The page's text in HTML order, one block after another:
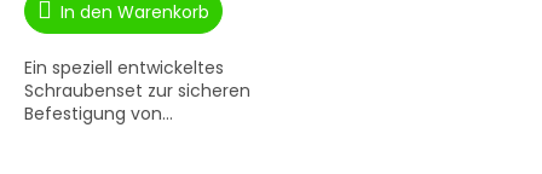
In den Warenkorb
Ein speziell entwickeltes
Schraubenset zur sicheren
Befestigung von...